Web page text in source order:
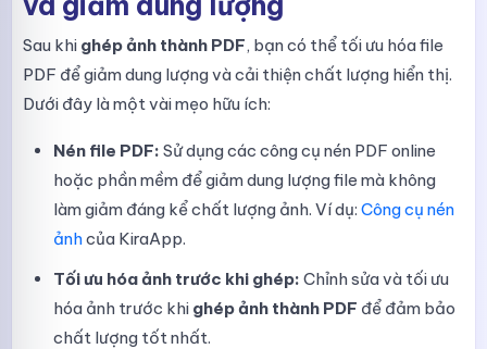
Sau khi ghép ảnh thành PDF, bạn có thể tối ưu hóa file
PDF để giảm dung lượng và cải thiện chất lượng hiển thị.
Dưới đây là một vài mẹo hữu ích:
Nén file PDF: Sử dụng các công cụ nén PDF online
hoặc phần mềm để giảm dung lượng file mà không
làm giảm đáng kể chất lượng ảnh. Ví dụ: Công cụ nén
ảnhcủa KiraApp.
Tối ưu hóa ảnh trước khi ghép: Chỉnh sửa và tối ưu
hóa ảnh trước khi ghép ảnh thành PDF để đảm bảo
chất lượng tốt nhất.